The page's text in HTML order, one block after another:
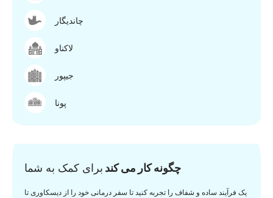
چاندیگار
لاکناو
جیپور
پونا
چگونه کار می کند برای کمک به شما
یک فرآیند ساده و شفاف را تجربه کنید تا سفر درمانی خود را از دیسکاوری تا